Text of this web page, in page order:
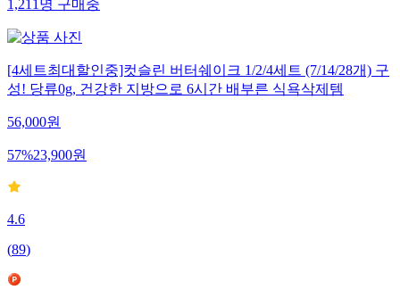
1,211 명 구매중
[4세트최대할인중]컷슬린 버터쉐이크 1/2/4세트 (7/14/28개) 구
성! 당류0g, 건강한 지방으로 6시간 배부른 식욕삭제템
56,000원
57%23,900원
4.6
(89)